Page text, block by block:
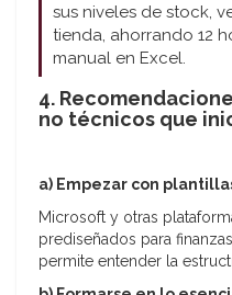
sus niveles de stock,
tienda, ahorrando 12
manual en Excel.
4.
no técnicos que
a) Empezar con
Microsoft y otras
prediseñados para
permite entender la